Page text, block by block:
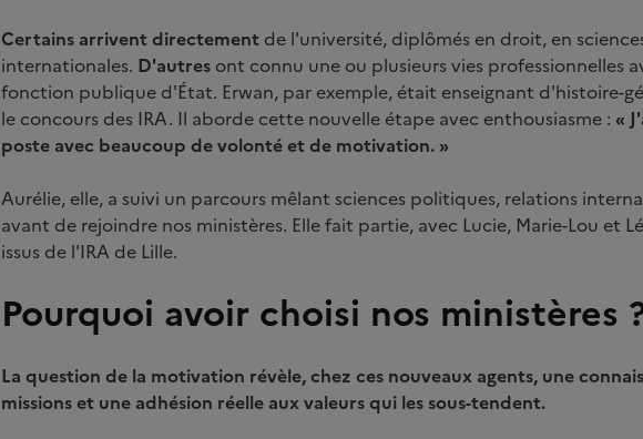
Certains arrivent directement de l'université, diplômés en droit, en
internationales. D'autres ont connu une ou plusieurs vies professionnelles
fonction publique d'État. Erwan, par exemple, était enseignant d'histoire-
le concours des IRA. Il aborde cette nouvelle étape avec enthousiasme : «
poste avec beaucoup de volonté et de motivation. »
Aurélie, elle, a suivi un parcours mêlant sciences politiques, relations
avant de rejoindre nos ministères. Elle fait partie, avec Lucie, Marie-Lou et
issus de l'IRA de Lille.
Pourquoi avoir choisi nos ministères
La question de la motivation révèle, chez ces nouveaux agents, une
missions et une adhésion réelle aux valeurs qui les sous-tendent.